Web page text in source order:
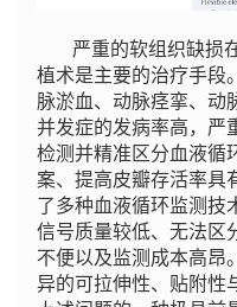
严重的软组织缺损
植术是主要的治疗手段
脉淤血、动脉痉挛、动
并发症的发病率高，严
检测并精准区分血液循
案、提高皮瓣存活率具
了多种血液循环监测
信号质量较低、无法区
不便以及监测成本高昂
异的可拉伸性、贴附性